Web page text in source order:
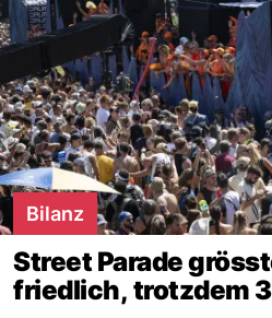
Bilanz
Street Parade
friedlich, trotzdem